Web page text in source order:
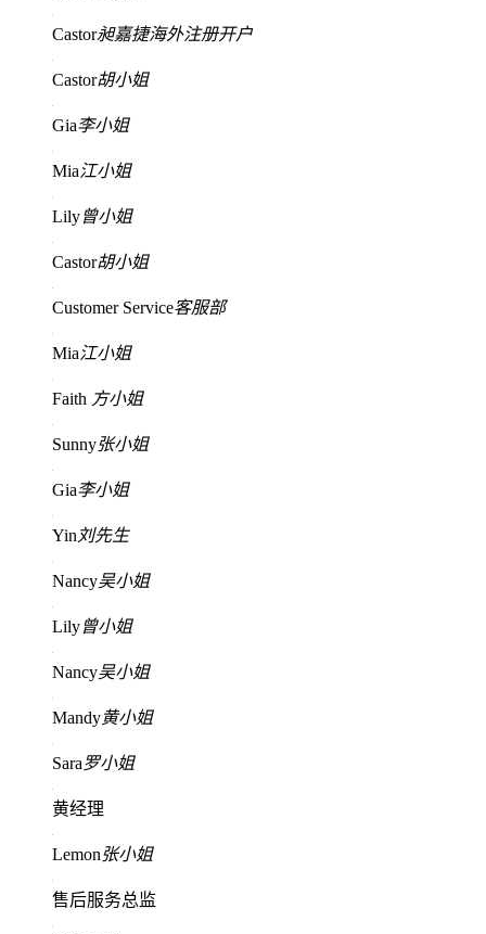
Castor昶嘉捷海外注册开户
Castor胡小姐
Gia李小姐
Mia江小姐
Lily曾小姐
Castor胡小姐
Customer Service客服部
Mia江小姐
Faith 方小姐
Sunny张小姐
Gia李小姐
Yin 刘先生
Nancy吴小姐
Lily曾小姐
Nancy吴小姐
Mandy黄小姐
Sara罗小姐
黄经理
Lemon张小姐
售后服务总监